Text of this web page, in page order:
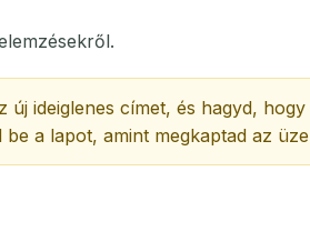
ideiglenes címet, és hagyd,
a lapot, amint megkaptad az